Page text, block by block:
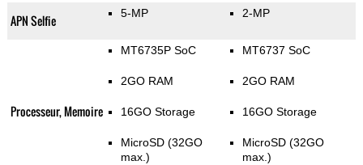
APN Selfie 5-MP 2-MP
Processeur, Memoire
MT6735P SoC
2GO RAM
16GO Storage
MicroSD (32GO
max.)
MT6737 SoC
2GO RAM
16GO Storage
MicroSD (32GO
max.)